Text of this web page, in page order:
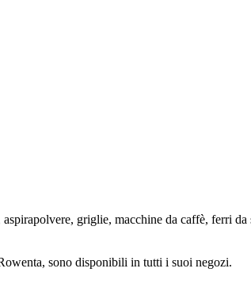
griglie, macchine da caffè, ferri
sono disponibili in tutti i suoi negozi.